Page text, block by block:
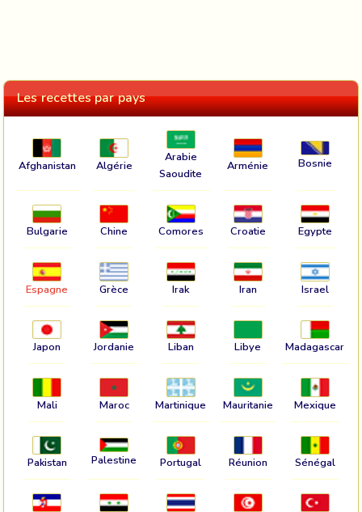
Les recettes par pays
Afghanistan Algérie
Arabie
Saoudite
Arménie Bosnie
Bulgarie Chine Comores Croatie Egypte
Espagne Grèce Irak Iran Israel
Japon Jordanie Liban Libye Madagascar
Mali Maroc Martinique Mauritanie Mexique
Pakistan Palestine Portugal Réunion Sénégal